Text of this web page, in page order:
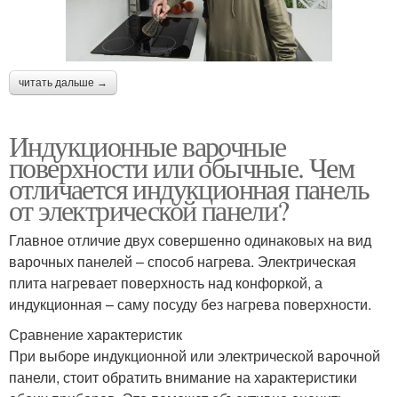
читать дальше →
Индукционные варочные
поверхности или обычные. Чем
отличается индукционная панель
от электрической панели?
Главное отличие двух совершенно одинаковых на вид
варочных панелей – способ нагрева. Электрическая
плита нагревает поверхность над конфоркой, а
индукционная – саму посуду без нагрева поверхности.
Сравнение характеристик
При выборе индукционной или электрической варочной
панели, стоит обратить внимание на характеристики